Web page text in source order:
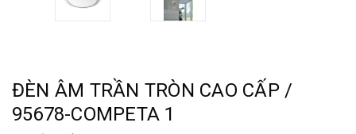
ĐÈN ÂM TRẦN TRÒN CAO CẤP /
95678-COMPETA 1